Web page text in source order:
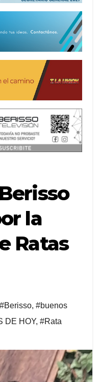
la
Ratas
#Berisso, #buenos
DE HOY, #Rata